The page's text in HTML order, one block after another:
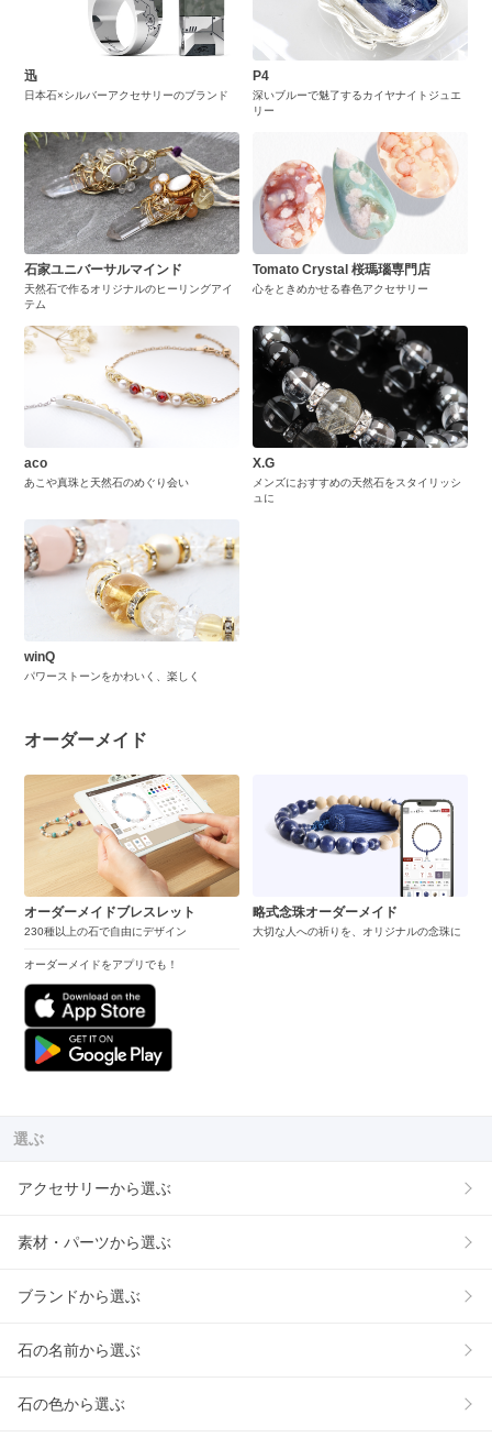
迅
日本石×シルバーアクセサリーのブランド
P4
深いブルーで魅了するカイヤナイトジュエ
リー
石家ユニバーサルマインド
天然石で作るオリジナルのヒーリングアイ
テム
Tomato Crystal 桜瑪瑙専門店
心をときめかせる春色アクセサリー
aco
あこや真珠と天然石のめぐり会い
X.G
メンズにおすすめの天然石をスタイリッシ
ュに
winQ
パワーストーンをかわいく、楽しく
オーダーメイド
オーダーメイドブレスレット
230種以上の石で自由にデザイン
オーダーメイドをアプリでも！
略式念珠オーダーメイド
大切な人への祈りを、オリジナルの念珠に
選ぶ
アクセサリーから選ぶ
素材・パーツから選ぶ
ブランドから選ぶ
石の名前から選ぶ
石の色から選ぶ